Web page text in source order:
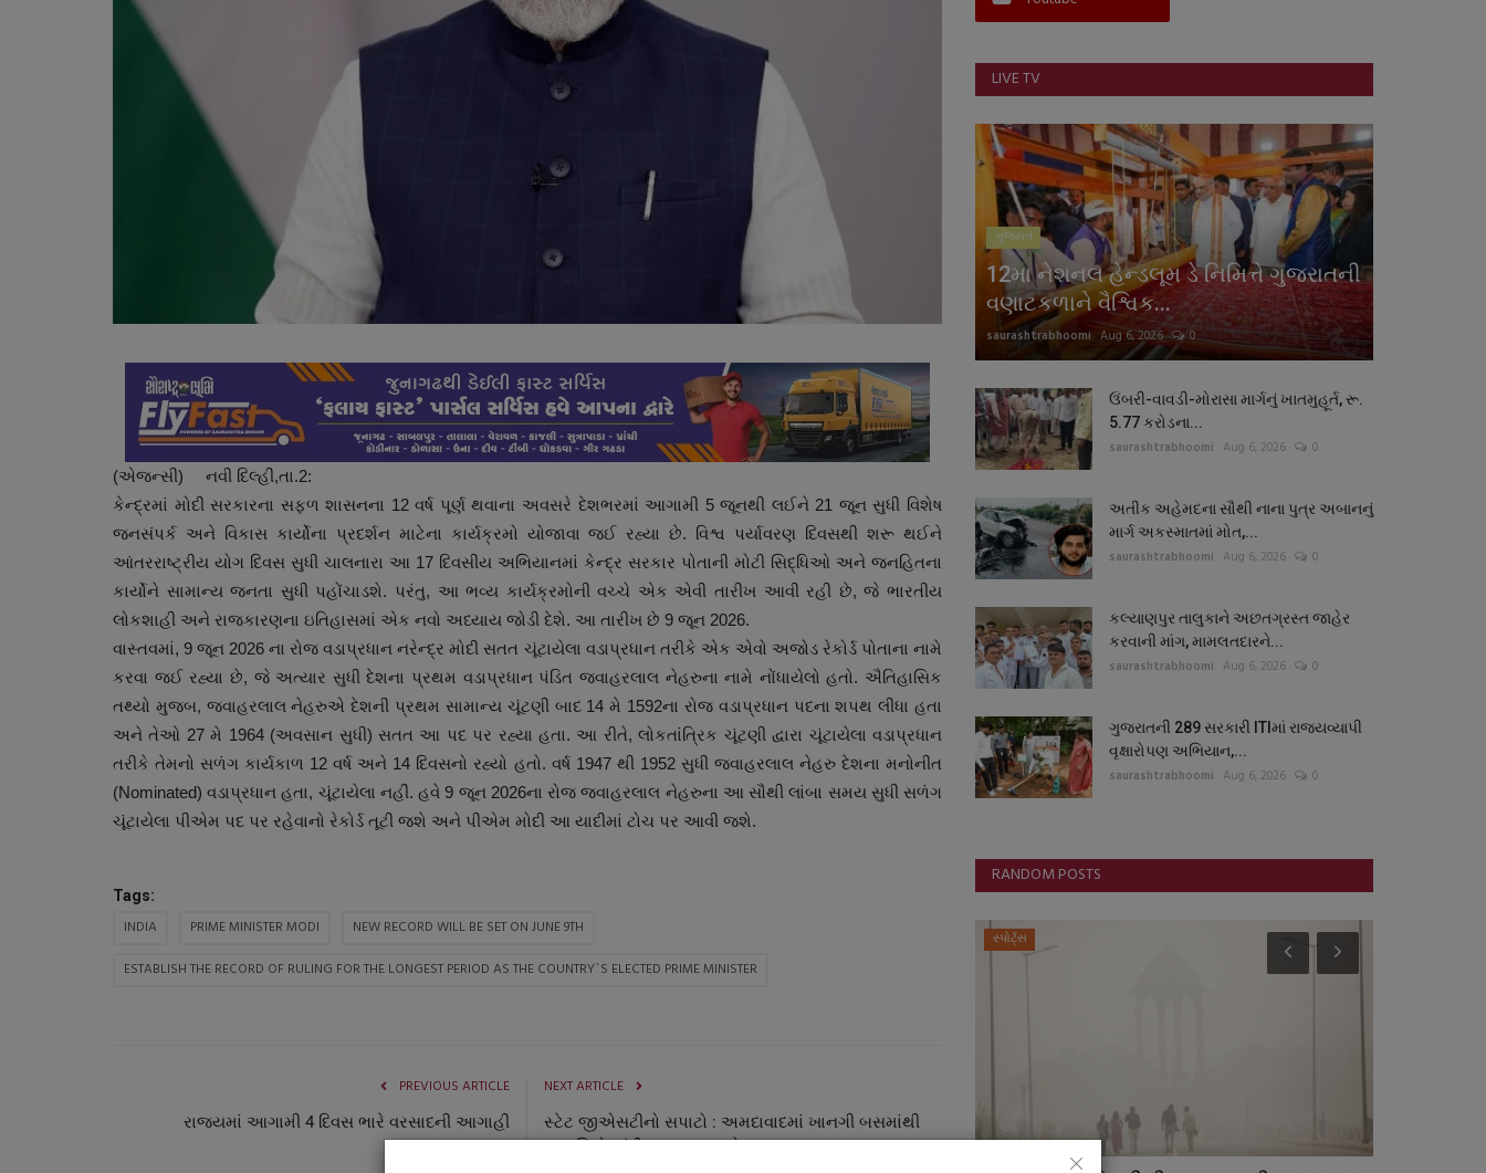
(એજન્સી) નવી દિલ્હી,તા.2:
કેન્દ્રમાં મોદી સરકારના સફળ શાસનના 12 વર્ષ પૂર્ણ થવાના અવસરે દેશભરમાં આગામી 5 જૂનથી લઈને 21 જૂન સુધી વિશેષ
જનસંપર્ક અને વિકાસ કાર્યોના પ્રદર્શન માટેના કાર્યક્રમો યોજાવા જઈ રહ્યા છે. વિશ્વ પર્યાવરણ દિવસથી શરૂ થઈને
આંતરરાષ્ટ્રીય યોગ દિવસ સુધી ચાલનારા આ 17 દિવસીય અભિયાનમાં કેન્દ્ર સરકાર પોતાની મોટી સિદ્ધિઓ અને જનહિતના
કાર્યોને સામાન્ય જનતા સુધી પહોંચાડશે. પરંતુ, આ ભવ્ય કાર્યક્રમોની વચ્ચે એક એવી તારીખ આવી રહી છે, જે ભારતીય
લોકશાહી અને રાજકારણના ઇતિહાસમાં એક નવો અધ્યાય જોડી દેશે. આ તારીખ છે 9 જૂન 2026.
વાસ્તવમાં, 9 જૂન 2026 ના રોજ વડાપ્રધાન નરેન્દ્ર મોદી સતત ચૂંટાયેલા વડાપ્રધાન તરીકે એક એવો અજોડ રેકોર્ડ પોતાના નામે
કરવા જઈ રહ્યા છે, જે અત્યાર સુધી દેશના પ્રથમ વડાપ્રધાન પંડિત જવાહરલાલ નેહરુના નામે નોંધાયેલો હતો. ઐતિહાસિક
તથ્યો મુજબ, જવાહરલાલ નેહરુએ દેશની પ્રથમ સામાન્ય ચૂંટણી બાદ 14 મે 1592ના રોજ વડાપ્રધાન પદના શપથ લીધા હતા
અને તેઓ 27 મે 1964 (અવસાન સુધી) સતત આ પદ પર રહ્યા હતા. આ રીતે, લોકતાંત્રિક ચૂંટણી દ્વારા ચૂંટાયેલા વડાપ્રધાન
તરીકે તેમનો સળંગ કાર્યકાળ 12 વર્ષ અને 14 દિવસનો રહ્યો હતો. વર્ષ 1947 થી 1952 સુધી જવાહરલાલ નેહરુ દેશના મનોનીત
(Nominated) વડાપ્રધાન હતા, ચૂંટાયેલા નહીં. હવે 9 જૂન 2026ના રોજ જવાહરલાલ નેહરુના આ સૌથી લાંબા સમય સુધી સળંગ
ચૂંટાયેલા પીએમ પદ પર રહેવાનો રેકોર્ડ તૂટી જશે અને પીએમ મોદી આ યાદીમાં ટોચ પર આવી જશે.
Tags:
INDIA PRIME MINISTER MODI
NEW RECORD WILL BE SET ON JUNE 9TH
ESTABLISH THE RECORD OF RULING FOR THE LONGEST PERIOD AS THE COUNTRY`S ELECTED PRIME MINISTER
PREVIOUS ARTICLE
રાજયમાં આગામી 4 દિવસ ભારે વરસાદની આગાહી
NEXT ARTICLE
સ્ટેટ જીએસટીનો સપાટો : અમદાવાદમાં ખાનગી બસમાંથી
120 કિલો ચાંદી, 700 ગ્રામ સોનુ ઝડપાયું
LIVE TV
ગુજરાત
12મા નેશનલ હેન્ડલૂમ ડે નિમિત્તે ગુજરાતની
વણાટકળાને વૈશ્વિક...
saurashtrabhoomi Aug 6, 2026 0
ઉંબરી-વાવડી-મોરાસા માર્ગનું ખાતમુહૂર્ત, રૂ.
5.77 કરોડના...
saurashtrabhoomi Aug 6, 2026 0
અતીક અહેમદના સૌથી નાના પુત્ર અબાનનું
માર્ગ અકસ્માતમાં મોત,...
saurashtrabhoomi Aug 6, 2026 0
કલ્યાણપુર તાલુકાને અછતગ્રસ્ત જાહેર
કરવાની માંગ, મામલતદારને...
saurashtrabhoomi Aug 6, 2026 0
ગુજરાતની 289 સરકારી ITIમાં રાજ્યવ્યાપી
વૃક્ષારોપણ અભિયાન,...
saurashtrabhoomi Aug 6, 2026 0
RANDOM POSTS
સ્પોર્ટ્સ